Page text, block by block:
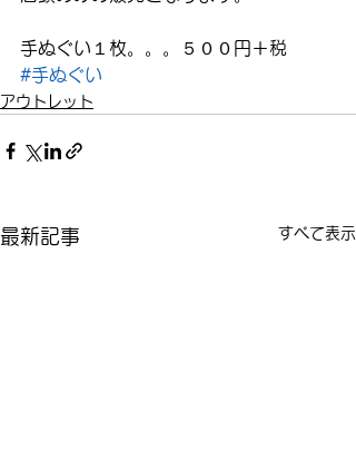
手ぬぐい１枚。。。５００円＋税
#手ぬぐい
アウトレット
最新記事 すべて表示